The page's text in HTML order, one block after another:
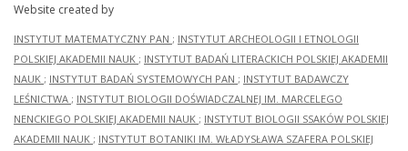
Website created by
INSTYTUT MATEMATYCZNY PAN ; INSTYTUT ARCHEOLOGII I ETNOLOGII
POLSKIEJ AKADEMII NAUK ; INSTYTUT BADAŃ LITERACKICH POLSKIEJ AKADEMII
NAUK ; INSTYTUT BADAŃ SYSTEMOWYCH PAN ; INSTYTUT BADAWCZY
LEŚNICTWA ; INSTYTUT BIOLOGII DOŚWIADCZALNEJ IM. MARCELEGO
NENCKIEGO POLSKIEJ AKADEMII NAUK ; INSTYTUT BIOLOGII SSAKÓW POLSKIEJ
AKADEMII NAUK ; INSTYTUT BOTANIKI IM. WŁADYSŁAWA SZAFERA POLSKIEJ